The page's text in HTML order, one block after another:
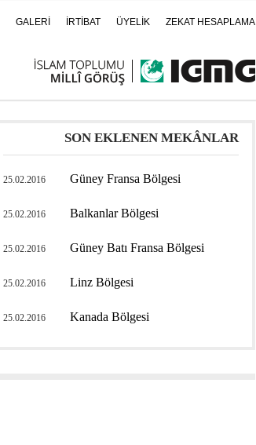
GALERİ İRTİBAT ÜYELİK ZEKAT HESAPLAMA
SON EKLENEN MEKÂNLAR
25.02.2016 Güney Fransa Bölgesi
25.02.2016 Balkanlar Bölgesi
25.02.2016 Güney Batı Fransa Bölgesi
25.02.2016 Linz Bölgesi
25.02.2016 Kanada Bölgesi